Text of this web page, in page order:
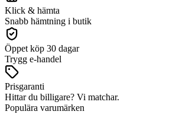
Klick & hämta
Snabb hämtning i butik
Öppet köp 30 dagar
Trygg e-handel
Prisgaranti
Hittar du billigare? Vi matchar.
Populära varumärken